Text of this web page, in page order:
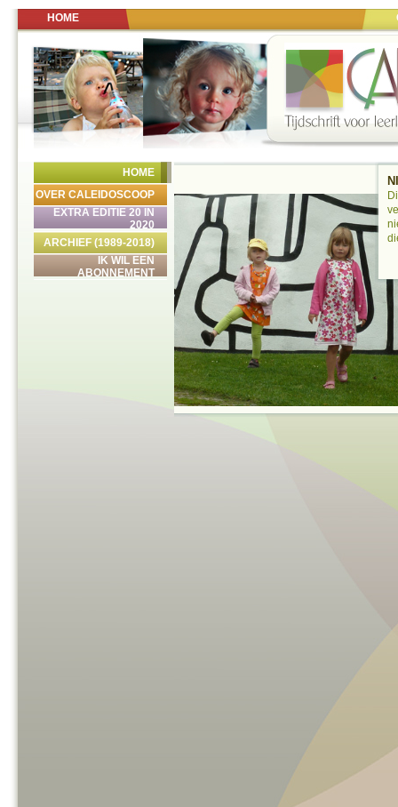
HOME
HOME
OVER CALEIDOSCOOP
EXTRA EDITIE 20 IN
2020
ARCHIEF (1989-2018)
IK WIL EEN
ABONNEMENT